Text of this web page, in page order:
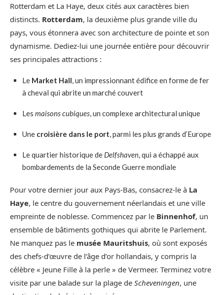
Rotterdam et La Haye, deux cités aux caractères bien
distincts. Rotterdam, la deuxième plus grande ville du
pays, vous étonnera avec son architecture de pointe et son
dynamisme. Dediez-lui une journée entière pour découvrir
ses principales attractions :
Le Market Hall, un impressionnant édifice en forme de fer
à cheval qui abrite un marché couvert
Les maisons cubiques, un complexe architectural unique
Une croisière dans le port, parmi les plus grands d’Europe
Le quartier historique de Delfshaven, qui a échappé aux
bombardements de la Seconde Guerre mondiale
Pour votre dernier jour aux Pays-Bas, consacrez-le à La
Haye, le centre du gouvernement néerlandais et une ville
empreinte de noblesse. Commencez par le Binnenhof, un
ensemble de bâtiments gothiques qui abrite le Parlement.
Ne manquez pas le musée Mauritshuis, où sont exposés
des chefs-d’œuvre de l’âge d’or hollandais, y compris la
célèbre « Jeune Fille à la perle » de Vermeer. Terminez votre
visite par une balade sur la plage de Scheveningen, une